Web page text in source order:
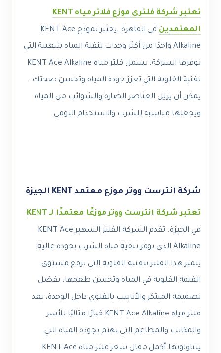
تعتبر شركة فلترى موزع فلاتر مياه KENT
المعتمدين
في القاهرة. يعتبر نموذج KENT Ace
Alkaline واحدًا من أكثر وحدات تنقية المياه شعبية التي
توفرها الشركة. يشمل فلتر مياه KENT Ace Alkaline
تقنية القلوية التي تعزز جودة المياه وتحسن صحتك.
يمكن أن يزيل العناصر الضارة والشوائب من المياه
ويجعلها مناسبة للشرب والاستخدام اليومي.
شركة انترست ووتر موزع معتمد KENT الجيزة
تعتبر شركة انترست ووتر موزعًا معتمدًا لـ KENT
في الجيزة. تقدم الشركة الفلتر الشهير KENT Ace
Alkaline الذي يوفر تنقية مياه الشرب بجودة عالية.
يتميز هذا الفلتر بتقنية القلوية التي ترفع مستوى
القيمة القلوية في المياه وتحسن طعمها. بفضل
تصميمه المبتكر والأنابيب بالقلوي داخل الوحدة، يعد
فلتر مياه KENT Ace Alkaline خيارًا مثاليًا للأسر
والمكاتب والمطاعم التي تهتم بجودة المياه التي
يتناولونها.أكمل مقال
سعر فلتر مياه KENT Ace